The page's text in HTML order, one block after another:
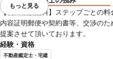
【初回相談無料】ステップごとの
内容証明郵便や契約書等、交渉の
提案させて頂いております。
経験・資格
不動産鑑定士・宅建
視覚的に省略されている要素を
もっと見る